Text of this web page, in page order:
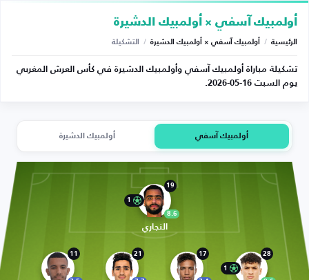
أولمبيك آسفي × أولمبيك الدشيرة
الرئيسية / أولمبيك آسفي × أولمبيك الدشيرة / التشكيلة
تشكيلة مباراة أولمبيك آسفي وأولمبيك الدشيرة في كأس العرش المغربي
يوم السبت 16-05-2026.
أولمبيك آسفي أولمبيك الدشيرة
19
8.6
1
النجاري
11 21 17 28
1